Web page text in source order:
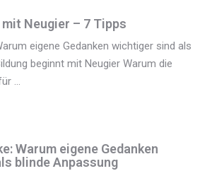
Neugier – 7 Tipps
eigene Gedanken wichtiger sind als
beginnt mit Neugier Warum die
...
Warum eigene Gedanken
blinde Anpassung